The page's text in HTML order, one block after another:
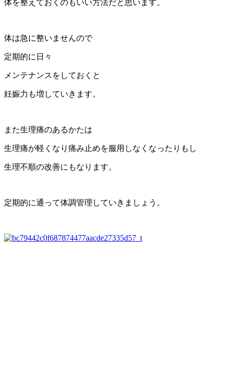
体を整えておくのもいい方法だと思います。
体は急に整いませんので
定期的に日々
メンテナンスをしておくと
妊娠力も増していきます。
また生理痛のあるかたは
生理痛が軽くなり痛み止めを服用しなくなったりもし
生理不順の改善にもなります。
定期的に通って体調管理していきましょう。